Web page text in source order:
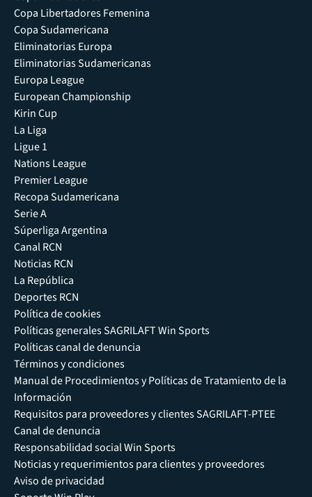
Copa Libertadores Femenina
Copa Sudamericana
Eliminatorias Europa
Eliminatorias Sudamericanas
Europa League
European Championship
Kirin Cup
La Liga
Ligue 1
Nations League
Premier League
Recopa Sudamericana
Serie A
Súperliga Argentina
Canal RCN
Noticias RCN
La República
Deportes RCN
Política de cookies
Políticas generales SAGRILAFT Win Sports
Políticas canal de denuncia
Términos y condiciones
Manual de Procedimientos y Políticas de Tratamiento de la
Información
Requisitos para proveedores y clientes SAGRILAFT-PTEE
Canal de denuncia
Responsabilidad social Win Sports
Noticias y requerimientos para clientes y proveedores
Aviso de privacidad